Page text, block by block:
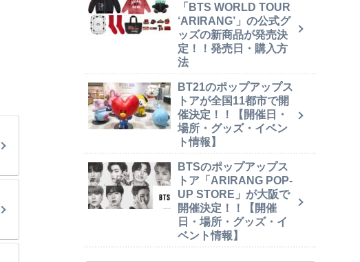
「BTS WORLD TOUR
‘ARIRANG’」の公式グ
ッズの新商品が発売決
定！！発売日・購入方
法
BT21のポップアップス
トアが全国11都市で開
催決定！！【開催日・
場所・グッズ・イベン
ト情報】
BTSのポップアップス
トア「ARIRANG POP-
UP STORE」が大阪で
開催決定！！【開催
日・場所・グッズ・イ
ベント情報】